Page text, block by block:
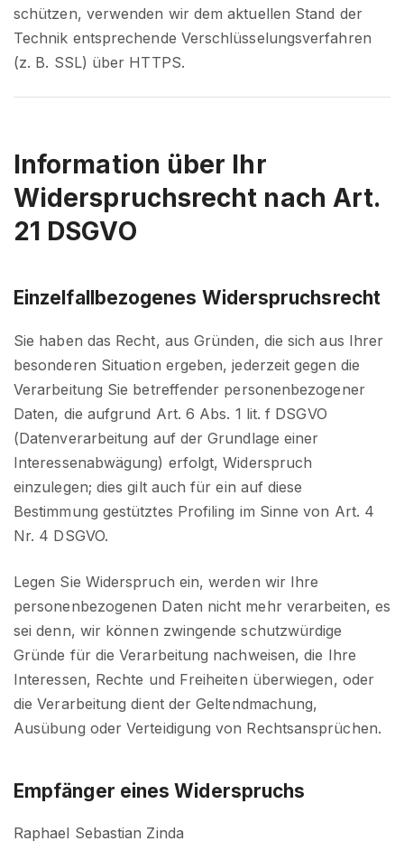
schützen, verwenden wir dem aktuellen Stand der
Technik entsprechende Verschlüsselungsverfahren
(z. B. SSL) über HTTPS.
Information über Ihr
Widerspruchsrecht nach Art.
21 DSGVO
Einzelfallbezogenes Widerspruchsrecht
Sie haben das Recht, aus Gründen, die sich aus Ihrer
besonderen Situation ergeben, jederzeit gegen die
Verarbeitung Sie betreffender personenbezogener
Daten, die aufgrund Art. 6 Abs. 1 lit. f DSGVO
(Datenverarbeitung auf der Grundlage einer
Interessenabwägung) erfolgt, Widerspruch
einzulegen; dies gilt auch für ein auf diese
Bestimmung gestütztes Profiling im Sinne von Art. 4
Nr. 4 DSGVO.
Legen Sie Widerspruch ein, werden wir Ihre
personenbezogenen Daten nicht mehr verarbeiten, es
sei denn, wir können zwingende schutzwürdige
Gründe für die Verarbeitung nachweisen, die Ihre
Interessen, Rechte und Freiheiten überwiegen, oder
die Verarbeitung dient der Geltendmachung,
Ausübung oder Verteidigung von Rechtsansprüchen.
Empfänger eines Widerspruchs
Raphael Sebastian Zinda